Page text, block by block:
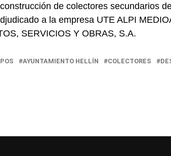
de colectores secundarios
a la empresa UTE ALPI
SERVICIOS Y OBRAS, S.A.
AYUNTAMIENTO HELLÍN COLECTORES